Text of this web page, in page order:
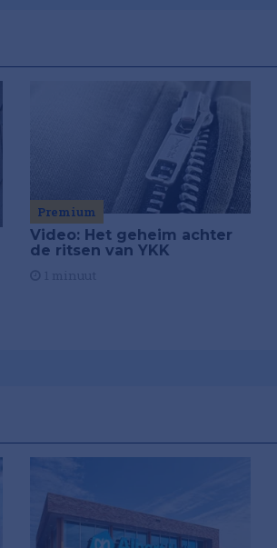
Premium
Video: Het geheim achter
de ritsen van YKK